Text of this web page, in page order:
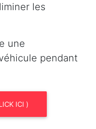
les
une
pendant
ICI )